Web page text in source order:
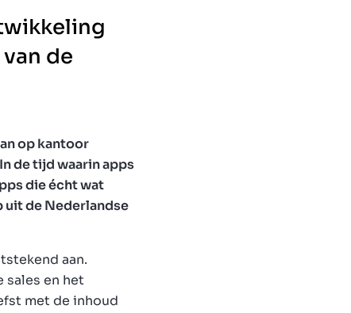
de
op kantoor
de tijd waarin apps
die écht wat
uit de Nederlandse
aan.
sales en het
met de inhoud